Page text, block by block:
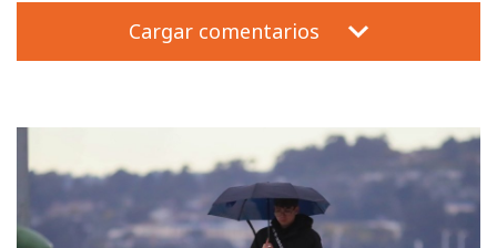
Cargar comentarios